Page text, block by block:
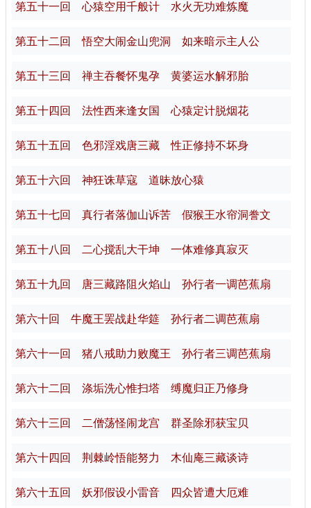
第五十一回 心猿空用千般计 水火无功难炼魔
第五十二回 悟空大闹金山兜洞 如来暗示主人公
第五十三回 禅主吞餐怀鬼孕 黄婆运水解邪胎
第五十四回 法性西来逢女国 心猿定计脱烟花
第五十五回 色邪淫戏唐三藏 性正修持不坏身
第五十六回 神狂诛草寇 道昧放心猿
第五十七回 真行者落伽山诉苦 假猴王水帘洞誊文
第五十八回 二心搅乱大干坤 一体难修真寂灭
第五十九回 唐三藏路阻火焰山 孙行者一调芭蕉扇
第六十回 牛魔王罢战赴华筵 孙行者二调芭蕉扇
第六十一回 猪八戒助力败魔王 孙行者三调芭蕉扇
第六十二回 涤垢洗心惟扫塔 缚魔归正乃修身
第六十三回 二僧荡怪闹龙宫 群圣除邪获宝贝
第六十四回 荆棘岭悟能努力 木仙庵三藏谈诗
第六十五回 妖邪假设小雷音 四众皆遭大厄难